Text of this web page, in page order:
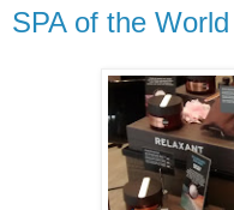
SPA of the